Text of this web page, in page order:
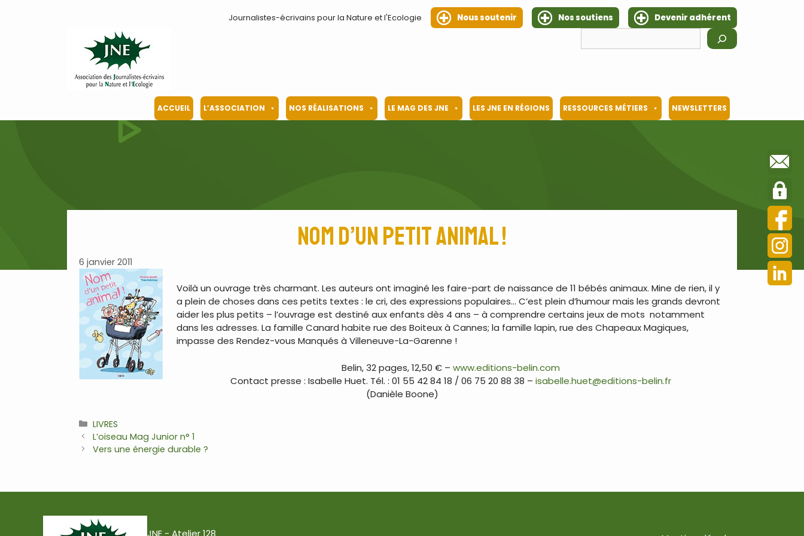
Journalistes-écrivains pour la Nature et l'Ecologie Nous soutenir Nos soutiens
Devenir adhérent
ACCUEIL L’ASSOCIATION NOS RÉALISATIONS LE MAG DES JNE LES JNE EN RÉGIONS RESSOURCES MÉTIERS NEWSLETTERS
Nom d’un petit animal !
6 janvier 2011
Voilà un ouvrage très charmant. Les auteurs ont imaginé les faire-part de naissance de 11 bébés animaux. Mine de rien, il y
a plein de choses dans ces petits textes : le cri, des expressions populaires… C’est plein d’humour mais les grands devront
aider les plus petits – l’ouvrage est destiné aux enfants dès 4 ans – à comprendre certains jeux de mots notamment
dans les adresses. La famille Canard habite rue des Boiteux à Cannes; la famille lapin, rue des Chapeaux Magiques,
impasse des Rendez-vous Manqués à Villeneuve-La-Garenne !
Belin, 32 pages, 12,50 € – www.editions-belin.com
Contact presse : Isabelle Huet. Tél. : 01 55 42 84 18 / 06 75 20 88 38 – isabelle.huet@editions-belin.fr
(Danièle Boone)
Catégories
LIVRES
Navigation
des
L’oiseau Mag Junior n° 1
Vers une énergie durable ?
JNE - Atelier 128